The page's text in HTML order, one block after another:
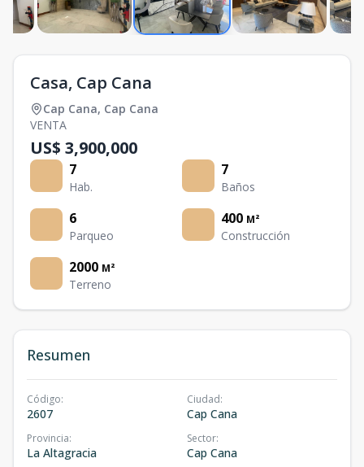
Casa, Cap Cana
Cap Cana, Cap Cana
VENTA
US$ 3,900,000
7
Hab.
7
Baños
6
Parqueo
400 M²
Construcción
2000 M²
Terreno
Resumen
Código:
2607
Ciudad:
Cap Cana
Provincia:
La Altagracia
Sector:
Cap Cana